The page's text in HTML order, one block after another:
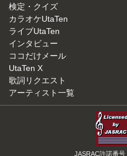
検定・クイズ
カラオケUtaTen
ライブUtaTen
インタビュー
ココだけメール
UtaTen X
歌詞リクエスト
アーティスト一覧
JASRAC許諾番号